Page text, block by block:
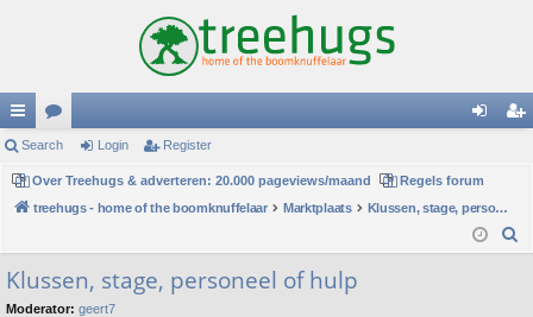
ui
ck
lin
ks
or
u
m
s
in
Search Login Register
Over Treehugs & adverteren: 20.000 pageviews/maand
Regels forum
treehugs - home of the boomknuffelaar
Marktplaats
Klussen, stage, personeel of hulp
Klussen, stage, personeel of hulp
Moderator: geert7